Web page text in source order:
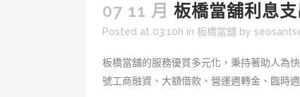
07 11 月 板橋當舖利息
Posted at 03:10h in 板橋當舖 by
板橋當舖的服務優質多元化，秉持著助人為
號工商融資、大額借款、營運週轉金、臨時